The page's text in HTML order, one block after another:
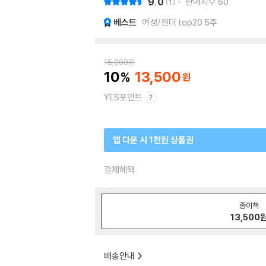
베스트 여성/젠더 top20 5주
15,000원
10 13,500
YES포인트
앱 다운 시 1천원 상품권
결제혜택
종이책
13,500
배송안내